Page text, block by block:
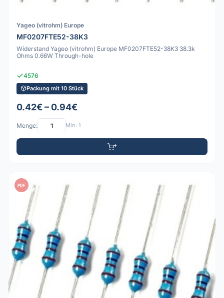
Yageo (vitrohm) Europe
MF0207FTE52-38K3
Widerstand Yageo (vitrohm) Europe MF0207FTE52-38K3 38.3k
Ohms 0.66W Through-hole
4576
Packung mit 10 Stück
0.42€ – 0.94€
Menge: Min: 1
PDF